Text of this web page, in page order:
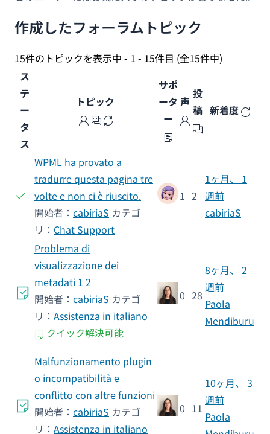
作成したフォーラムトピック
15件のトピックを表示中 - 1 - 15件目 (全15件中)
ス
テ
ー
タ
ス
トピック
サポ
ータ
ー
声
投
稿 新着度
WPML ha provato a
tradurre questa pagina tre
volte e non ci è riuscito.
開始者： cabiriaS カテゴ
リ： Chat Support
1 2
1ヶ月、 1
週前
cabiriaS
Problema di
visualizzazione dei
metadati 1 2
開始者： cabiriaS カテゴ
リ： Assistenza in italiano
クイック解決可能
0 28
8ヶ月、 2
週前
Paola
Mendiburu
Malfunzionamento plugin
o incompatibilità e
conflitto con altre funzioni
開始者： cabiriaS カテゴ
リ： Assistenza in italiano
0 11
10ヶ月、 3
週前
Paola